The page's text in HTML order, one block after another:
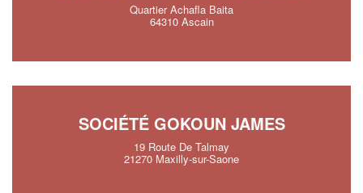
Quartier Achafla Baita
64310 Ascain
SOCIÉTÉ GOKOUN JAMES
19 Route De Talmay
21270 Maxilly-sur-Saone